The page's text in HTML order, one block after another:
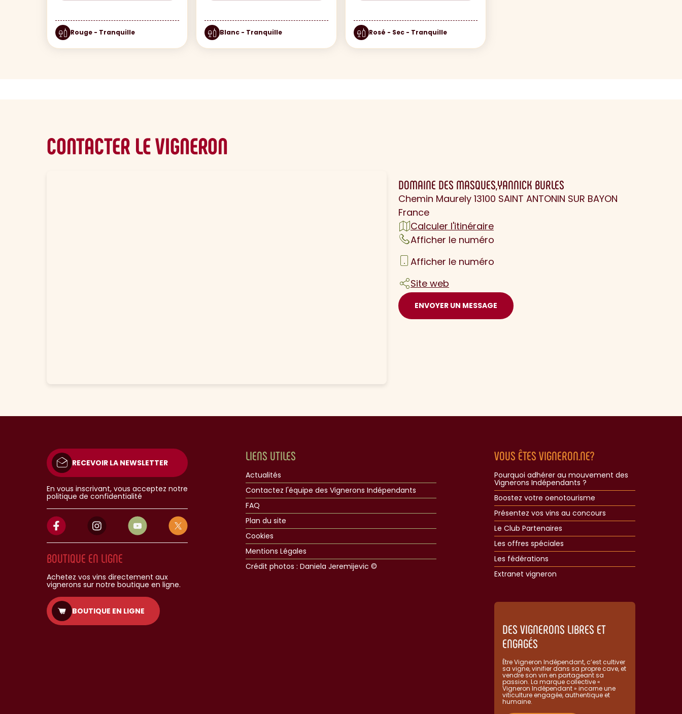
Rouge - Tranquille Blanc - Tranquille Rosé - Sec - Tranquille
CONTACTER LE VIGNERON
DOMAINE DES MASQUES,YANNICK BURLES
Chemin Maurely 13100 SAINT ANTONIN SUR BAYON
France
Calculer l'itinéraire
Afficher le numéro
Afficher le numéro
Site web
ENVOYER UN MESSAGE
RECEVOIR LA NEWSLETTER
En vous inscrivant, vous acceptez notre
politique de confidentialité
BOUTIQUE EN LIGNE
Achetez vos vins directement aux
vignerons sur notre boutique en ligne.
BOUTIQUE EN LIGNE
LIENS UTILES
Actualités
Contactez l'équipe des Vignerons Indépendants
FAQ
Plan du site
Cookies
Mentions Légales
Crédit photos : Daniela Jeremijevic ©​
VOUS ÊTES VIGNERON.NE?
Pourquoi adhérer au mouvement des
Vignerons Indépendants ?
Boostez votre oenotourisme
Présentez vos vins au concours
Le Club Partenaires
Les offres spéciales
Les fédérations
Extranet vigneron​
DES VIGNERONS LIBRES ET
ENGAGÉS
Être Vigneron Indépendant, c’est cultiver
sa vigne, vinifier dans sa propre cave, et
vendre son vin en partageant sa
passion. La marque collective «
Vigneron Indépendant » incarne une
viticulture engagée, authentique et
humaine.​